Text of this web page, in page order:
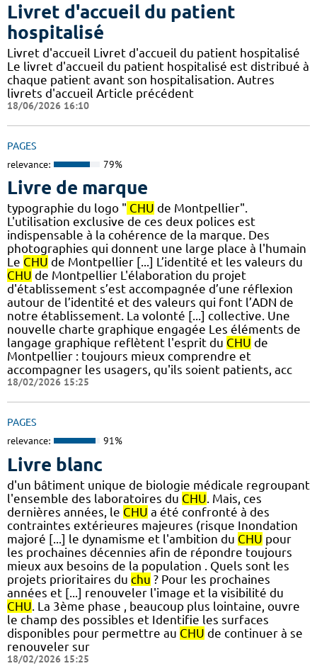
Livret d'accueil du patient
hospitalisé
Livret d'accueil Livret d'accueil du patient hospitalisé
Le livret d'accueil du patient hospitalisé est distribué à
chaque patient avant son hospitalisation. Autres
livrets d'accueil Article précédent
18/06/2026 16:10
PAGES
relevance: 79%
Livre de marque
typographie du logo " CHU de Montpellier".
L'utilisation exclusive de ces deux polices est
indispensable à la cohérence de la marque. Des
photographies qui donnent une large place à l'humain
Le CHU de Montpellier [...] L’identité et les valeurs du
CHU de Montpellier L'élaboration du projet
d'établissement s’est accompagnée d’une réflexion
autour de l’identité et des valeurs qui font l’ADN de
notre établissement. La volonté [...] collective.​ Une
nouvelle charte graphique engagée Les éléments de
langage graphique reflètent l'esprit du CHU de
Montpellier : toujours mieux comprendre et
accompagner les usagers, qu'ils soient patients, acc
18/02/2026 15:25
PAGES
relevance: 91%
Livre blanc
d'un bâtiment unique de biologie médicale regroupant
l'ensemble des laboratoires du CHU . Mais, ces
dernières années, le CHU a été confronté à des
contraintes extérieures majeures (risque Inondation
majoré [...] le dynamisme et l'ambition du CHU pour
les prochaines décennies afin de répondre toujours
mieux aux besoins de la population . Quels sont les
projets prioritaires du chu ? Pour les prochaines
années et [...] renouveler l'image et la visibilité du
CHU . La 3ème phase , beaucoup plus lointaine, ouvre
le champ des possibles et Identifie les surfaces
disponibles pour permettre au CHU de continuer à se
renouveler sur
18/02/2026 15:25